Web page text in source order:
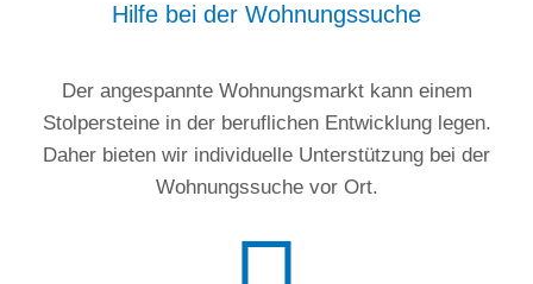
Hilfe bei der Wohnungssuche
Der angespannte Wohnungsmarkt kann einem
Stolpersteine in der beruflichen Entwicklung legen.
Daher bieten wir individuelle Unterstützung bei der
Wohnungssuche vor Ort.